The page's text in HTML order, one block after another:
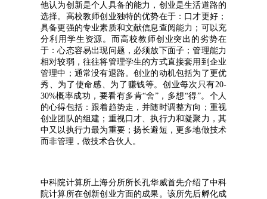
他认为创新是个人具备的能力，创业是生活道路的
选择。高校教师创业独特的优势在于：口才更好；
具备更强的专业素质和文献信息查阅能力；可以充
分利用学生资源。而高校教师创业突出的劣势在
于：心态容易出现问题，必须放下面子；管理能力
相对较弱，往往将管理学生的方式直接套用到企业
管理中；通常没有退路。创业的动机包括为了更优
秀、为了使命感、为了赚钱等。创业每次只有20-
30%概率成功，要看有多肯“舍”，多想“得”。个人
的心得包括：跟着趋势走，并随时调整方向；重视
创业团队的组建；重视口才、执行力和凝聚力，其
中又以执行力最为重要；扬长避短，更多地做技术
而非管理，做技术合伙人。
中科院计算所上海分所所长孔华威首先介绍了中科
院计算所在创新创业方面的成果。该所先后孵化成